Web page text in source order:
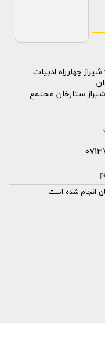
چهارراه ادبیات
ستارخان مجتمع
انجام شده است.